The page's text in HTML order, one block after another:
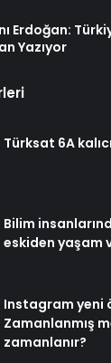
Erdoğan:
Yazıyor
Türksat 6A
Bilim
eskiden yaşam
Instagram yeni
Zamanlanmış
zamanlanır?